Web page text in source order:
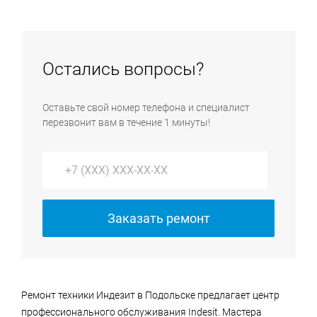
выполнит ремонт техники на дому. На выезде
преимущественно выполняются услуги по ремонту
крупной бытовой техники и установке всей
бытовой техники.
Остались вопросы?
Оставьте свой номер телефона и специалист
перезвонит вам в течение 1 минуты!
Заказать ремонт
Ремонт техники Индезит в Подольске предлагает центр
профессионального обслуживания Indesit. Мастера